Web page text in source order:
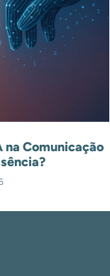
na Comunicação